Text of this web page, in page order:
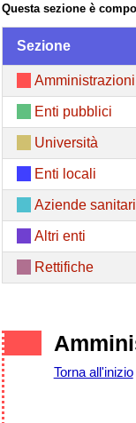
Questa sezione è
Sezione
Enti pubblici
Università
Enti locali
Aziende
Altri enti
Rettifiche
Torna all'inizio|